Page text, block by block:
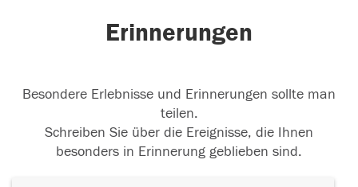
Erinnerungen
Besondere Erlebnisse und Erinnerungen sollte man
teilen.
Schreiben Sie über die Ereignisse, die Ihnen
besonders in Erinnerung geblieben sind.